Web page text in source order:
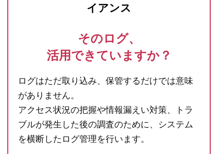
イアンス
そのログ、
活用できていますか？
ログはただ取り込み、保管するだけでは意味
がありません。
アクセス状況の把握や情報漏えい対策、トラ
ブルが発生した後の調査のために、システム
を横断したログ管理を行います。